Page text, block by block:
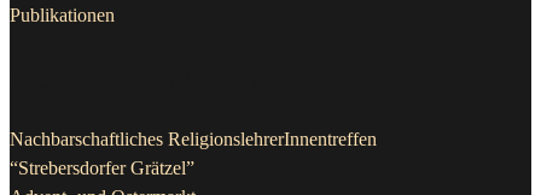
Publikationen
Nachbarschaftliches ReligionslehrerInnentreffen
“Strebersdorfer Grätzel”